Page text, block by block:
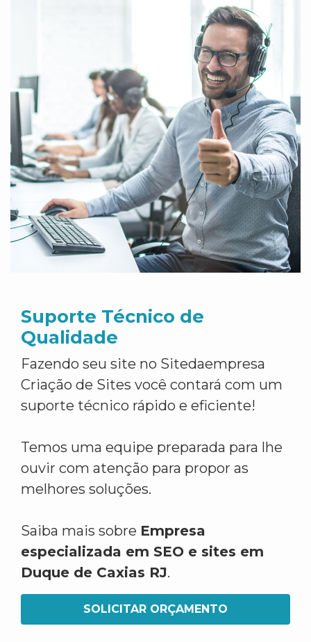
Suporte Técnico de
Qualidade
Fazendo seu site no Sitedaempresa
Criação de Sites você contará com um
suporte técnico rápido e eficiente!
Temos uma equipe preparada para lhe
ouvir com atenção para propor as
melhores soluções.
Saiba mais sobre Empresa
especializada em SEO e sites em
Duque de Caxias RJ.
SOLICITAR ORÇAMENTO